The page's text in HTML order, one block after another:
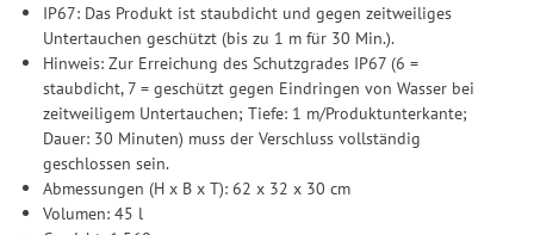
IP67: Das Produkt ist staubdicht und gegen zeitweiliges
Untertauchen geschützt (bis zu 1 m für 30 Min.).
Hinweis: Zur Erreichung des Schutzgrades IP67 (6 =
staubdicht, 7 = geschützt gegen Eindringen von Wasser bei
zeitweiligem Untertauchen; Tiefe: 1 m/Produktunterkante;
Dauer: 30 Minuten) muss der Verschluss vollständig
geschlossen sein.
Abmessungen (H x B x T): 62 x 32 x 30 cm
Volumen: 45 l